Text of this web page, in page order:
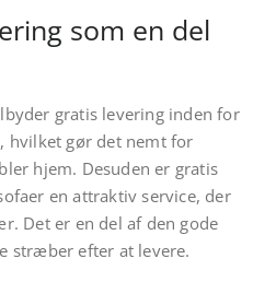
som en del
gratis levering inden for
hvilket gør det nemt for
hjem. Desuden er gratis
en attraktiv service, der
Det er en del af den gode
stræber efter at levere.